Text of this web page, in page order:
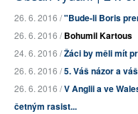
26. 6. 2016 /"Bude-li Boris
26. 6. 2016 /Bohumil Kartous
24. 6. 2016 /Žáci by měli mít
26. 6. 2016 /5. Váš názor a
26. 6. 2016 /V Anglii a ve
četným rasist...